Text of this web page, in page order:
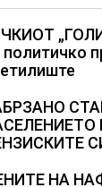
политичко
НА